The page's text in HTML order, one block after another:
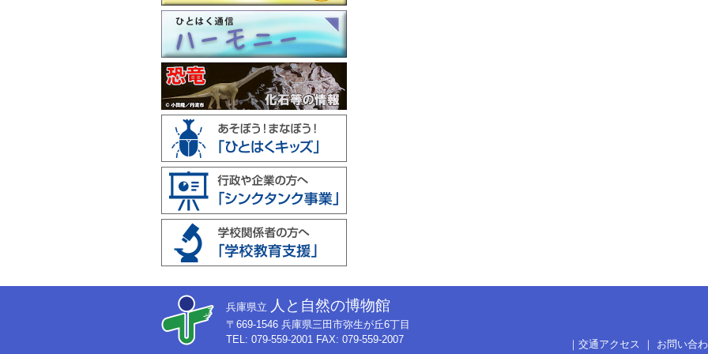
兵庫県立 人と自然の博物館
〒669-1546 兵庫県三田市弥生が丘6丁目
TEL: 079-559-2001 FAX: 079-559-2007
｜ 交通アクセス ｜ お問い合